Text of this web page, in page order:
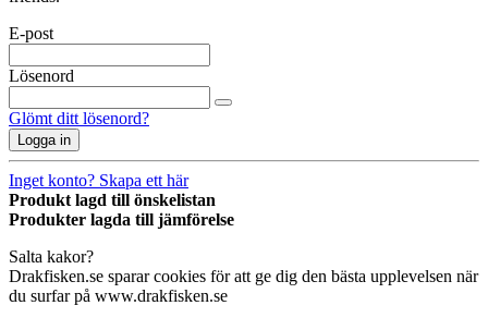
E-post
Lösenord
Glömt ditt lösenord?
Logga in
Inget konto? Skapa ett här
Produkt lagd till önskelistan
Produkter lagda till jämförelse
Salta kakor?
Drakfisken.se sparar cookies för att ge dig den bästa upplevelsen när
du surfar på www.drakfisken.se